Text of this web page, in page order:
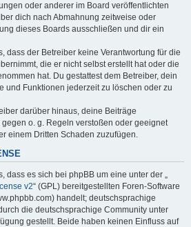
oder anderer im Board veröffentlichten
dich nach Abmahnung zeitweise oder
dieses Boards ausschließen und dir ein
dass der Betreiber keine Verantwortung für die
die er nicht selbst erstellt hat oder die
hat. Du gestattest dem Betreiber, dein
und Funktionen jederzeit zu löschen oder zu
darüber hinaus, deine Beiträge
o. g. Regeln verstoßen oder geeignet
einem Dritten Schaden zuzufügen.
dass es sich bei phpBB um eine unter der „
v2“ (GPL) bereitgestellten Foren-Software
handelt; deutschsprachige
die deutschsprachige Community unter
gestellt. Beide haben keinen Einfluss auf